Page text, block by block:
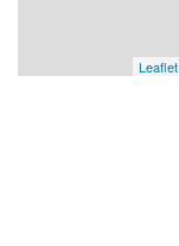
Leaflet